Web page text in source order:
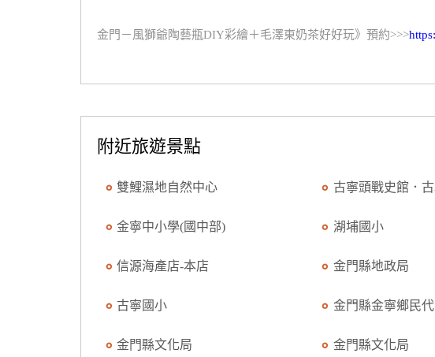
金門－風獅爺陶藝瓶DIY彩繪＋毛澤東奶茶好好玩》預約>>>
附近旅遊景點
雙鯉濕地自然中心 古寧頭戰史館．
金寧中小學(國中部) 湖埔國小
信源海產店-本店 金門縣地政局
古寧國小 金門縣金寧鄉民
金門縣文化局 金門縣文化局